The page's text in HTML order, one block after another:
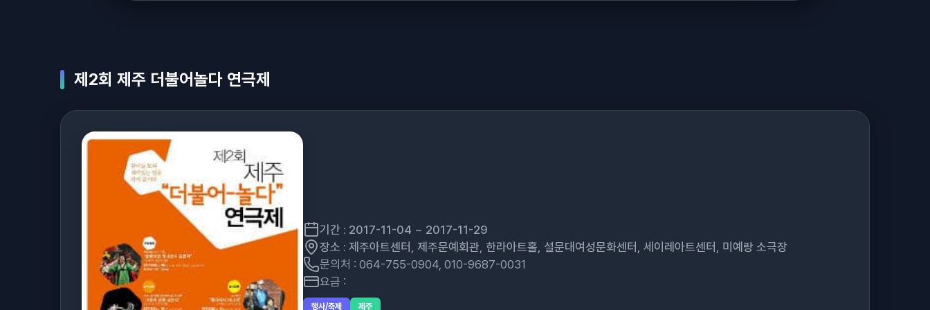
제2회 제주 더불어놀다 연극제
기간 : 2017-11-04 ~ 2017-11-29
장소 : 제주아트센터, 제주문예회관, 한라아트홀, 설문대여성문화센터, 세이레아트센터, 미예랑 소극장
문의처 : 064-755-0904, 010-9687-0031
요금 :
행사/축제 제주